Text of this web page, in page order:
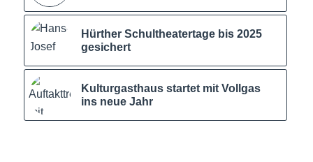
Hürther Schultheatertage bis 2025
gesichert
Kulturgasthaus startet mit Vollgas
ins neue Jahr